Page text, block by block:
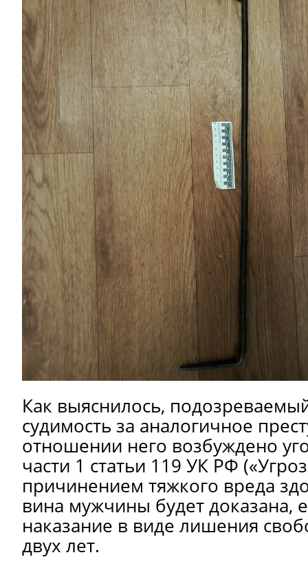
Как выяснилось,
судимость за аналогичное
отношении него возбуждено
части 1 статьи 119 УК РФ
причинением тяжкого вреда
вина мужчины будет доказана,
наказание в виде лишения
двух лет.